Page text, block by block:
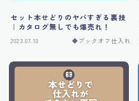
無料ノウハウ
特定商取引法に基づく表記
セット本せどりのヤバすぎる裏技
｜カタログ無しでも爆売れ！
2023.07.10 ◆ブックオフ仕入れ